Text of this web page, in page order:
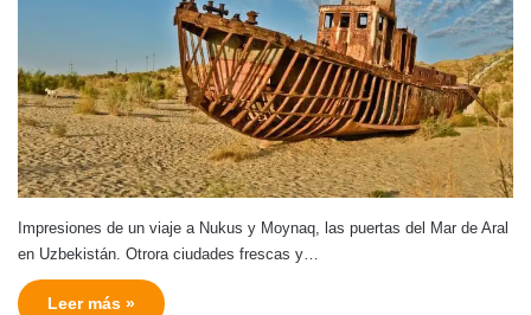
Impresiones de un viaje a Nukus y Moynaq, las puertas del Mar de Aral
en Uzbekistán. Otrora ciudades frescas y…
Leer más »